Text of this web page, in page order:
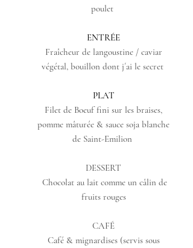
poulet
ENTRÉE
Fraîcheur de langoustine / caviar
végétal, bouillon dont j´ai le secret
PLAT
Filet de Boeuf fini sur les braises,
pomme mâturée & sauce soja blanche
de Saint-Emilion
DESSERT
Chocolat au lait comme un câlin de
fruits rouges
CAFÉ
Café & mignardises (servis sous